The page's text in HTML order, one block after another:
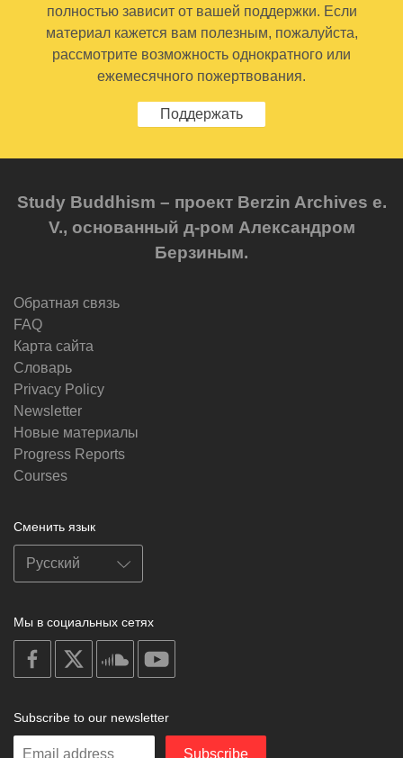
полностью зависит от вашей поддержки. Если
материал кажется вам полезным, пожалуйста,
рассмотрите возможность однократного или
ежемесячного пожертвования.
Поддержать
Study Buddhism – проект Berzin Archives e.
V., основанный д-ром Александром
Берзиным.
Обратная связь
FAQ
Карта сайта
Словарь
Privacy Policy
Newsletter
Новые материалы
Progress Reports
Courses
Сменить язык
Мы в социальных сетях
on
facebook
soundcloud
Subscribe to our newsletter
Enter
Subscribe